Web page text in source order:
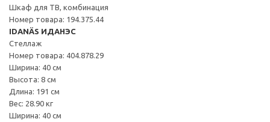
Шкаф для ТВ, комбинация
Номер товара: 194.375.44
IDANÄS ИДАНЭС
Стеллаж
Номер товара: 404.878.29
Ширина: 40 см
Высота: 8 см
Длина: 191 см
Вес: 28.90 кг
Ширина: 40 см